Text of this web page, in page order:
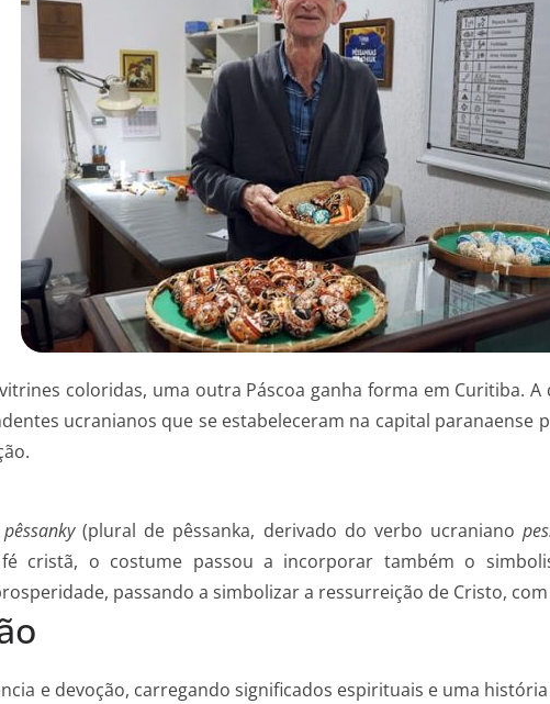
coloridas, uma outra Páscoa ganha forma em Curitiba.
ucranianos que se estabeleceram na capital paranaense
pêssanky(plural de pêssanka, derivado do verbo ucraniano
cristã, o costume passou a incorporar também o
passando a simbolizar a ressurreição de Cristo,
e devoção, carregando significados espirituais e uma